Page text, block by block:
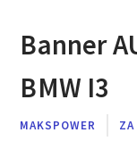
Banner
BMW I3
MAKSPOWER